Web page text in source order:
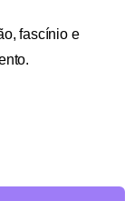
fascínio e